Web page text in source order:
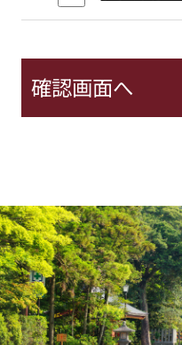
確認画面へ